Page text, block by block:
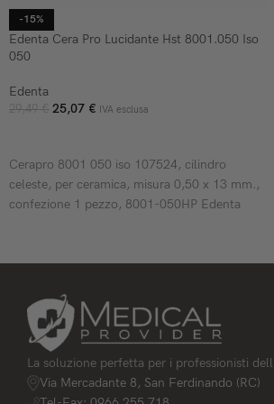
-15%
Edenta Cera Pro Lucidante Hst 8001.050 Iso
050
Edenta
29,49€ 25,07 € IVA esclusa
Cerapro 8001 050 iso 107524, cilindro
celeste, per ceramica, misura 0,50 x 13 mm.,
confezione 1 pezzo, 8001-050HP Edenta
La soluzione perfetta per i professionisti
Via Mercadante 8, San Ferdinando (RC)